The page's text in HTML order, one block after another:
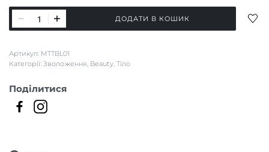
Vanexstasy
лосьйон
тіла
ДОДАТИ В КОШИК
Артикул: MTTBL01
Категорії: Зволоження, Beauty, Тіло
Поділитися